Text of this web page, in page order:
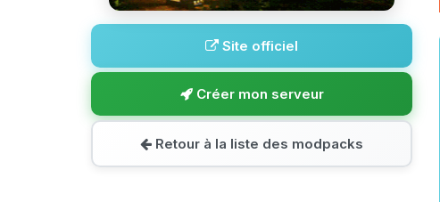
Site officiel
Créer mon serveur
Retour à la liste des modpacks